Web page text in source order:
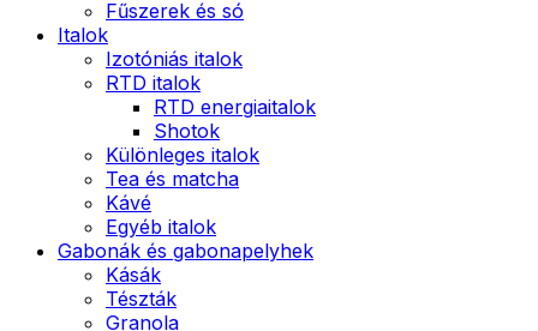
Fűszerek és só
Italok
Izotóniás italok
RTD italok
RTD energiaitalok
Shotok
Különleges italok
Tea és matcha
Kávé
Egyéb italok
Gabonák és gabonapelyhek
Kásák
Tészták
Granola